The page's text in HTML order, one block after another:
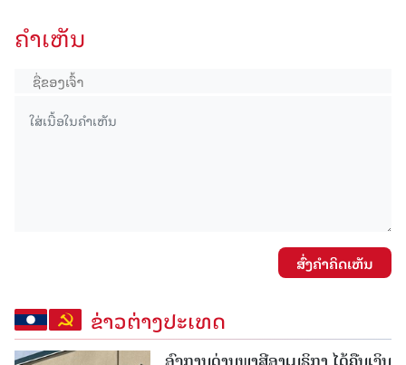
ຄໍາເຫັນ
ສົ່ງຄໍາຄິດເຫັນ
ຂ່າວຕ່າງປະເທດ